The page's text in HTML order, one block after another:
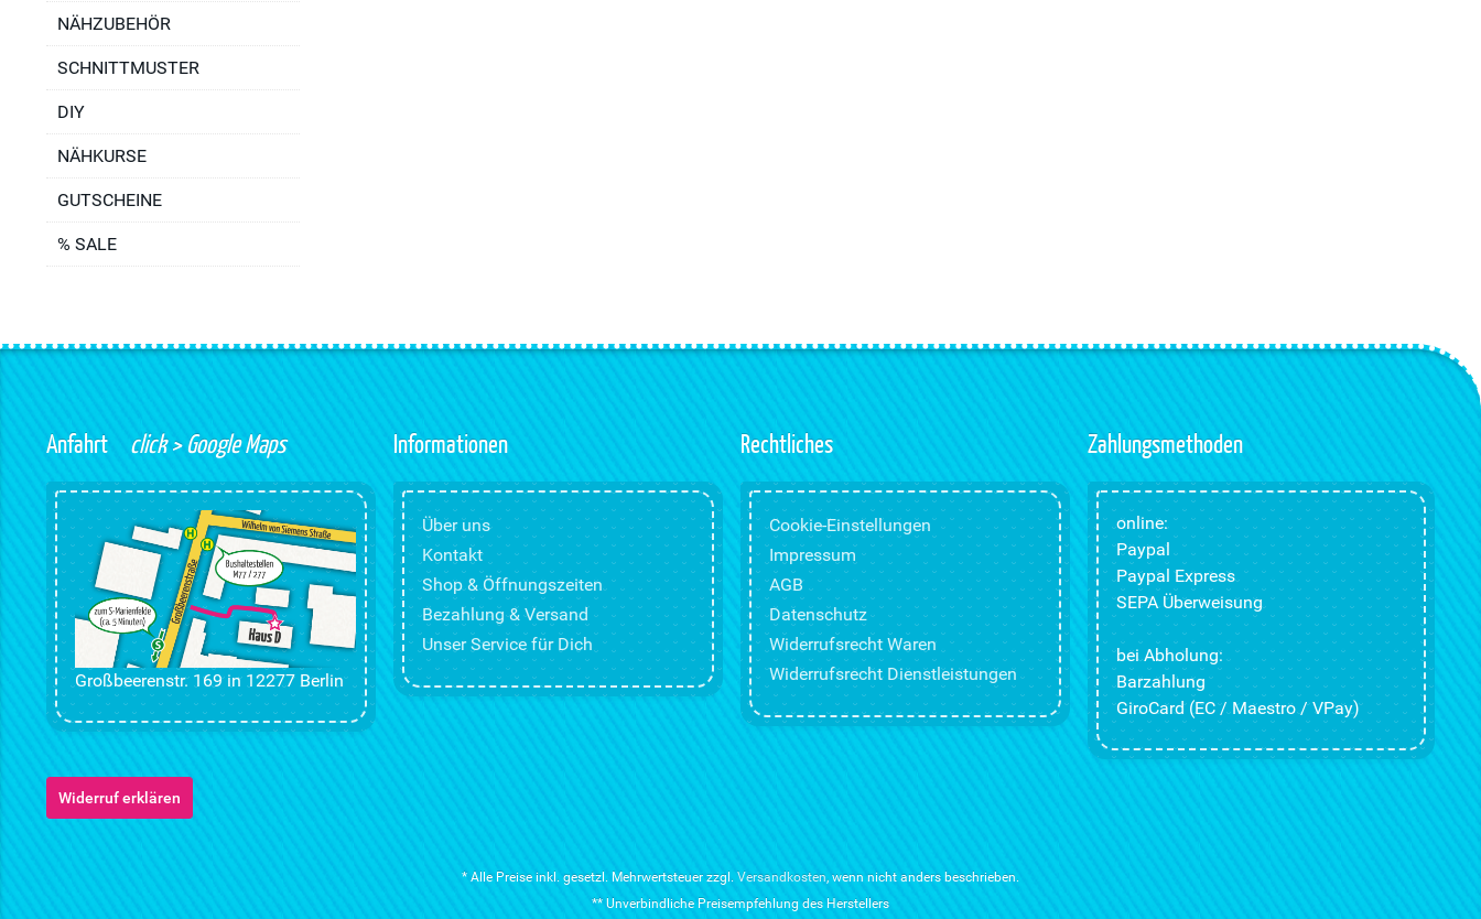
NÄHZUBEHÖR
SCHNITTMUSTER
DIY
NÄHKURSE
GUTSCHEINE
% SALE
Anfahrt click > Google Maps
Großbeerenstr. 169 in 12277 Berlin
Informationen
Über uns
Kontakt
Shop & Öffnungszeiten
Bezahlung & Versand
Unser Service für Dich
Rechtliches
Cookie-Einstellungen
Impressum
AGB
Datenschutz
Widerrufsrecht Waren
Widerrufsrecht Dienstleistungen
Zahlungsmethoden
online:
Paypal
Paypal Express
SEPA Überweisung
bei Abholung:
Barzahlung
GiroCard (EC / Maestro / VPay)
Widerruf erklären
* Alle Preise inkl. gesetzl. Mehrwertsteuer zzgl. Versandkosten, wenn nicht anders beschrieben.
** Unverbindliche Preisempfehlung des Herstellers